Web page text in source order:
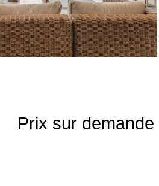
Prix sur demande